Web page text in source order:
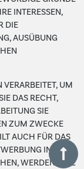
INTERESSEN,
DIE
AUSÜBUNG
UM
DAS RECHT,
SIE
ZUM ZWECKE
AUCH FÜR DAS
IN
WERDEN IHRE